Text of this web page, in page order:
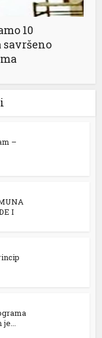
10
–
I
je...